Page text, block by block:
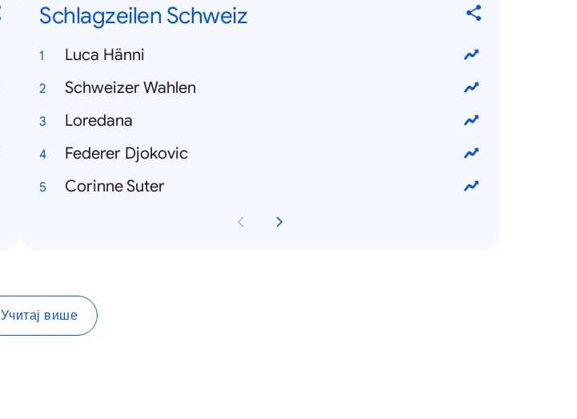
Schlagzeilen Schweiz
Luca Hänni
Schweizer Wahlen
Loredana
Federer Djokovic
Corinne Suter
Учитај више